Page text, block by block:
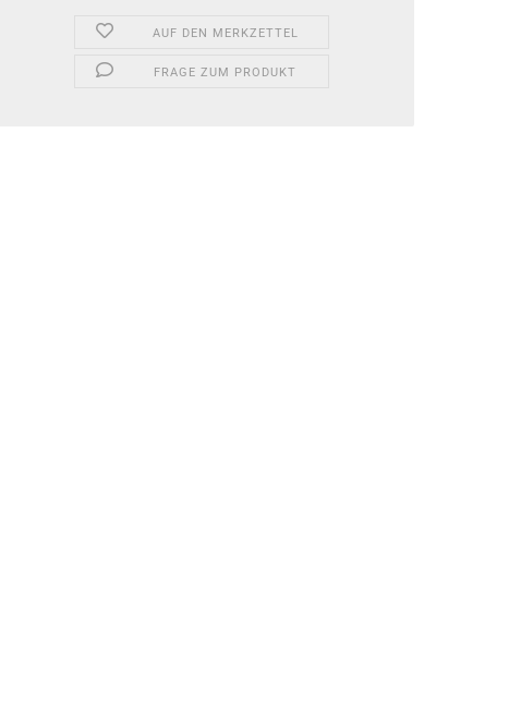
AUF DEN MERKZETTEL
FRAGE ZUM PRODUKT